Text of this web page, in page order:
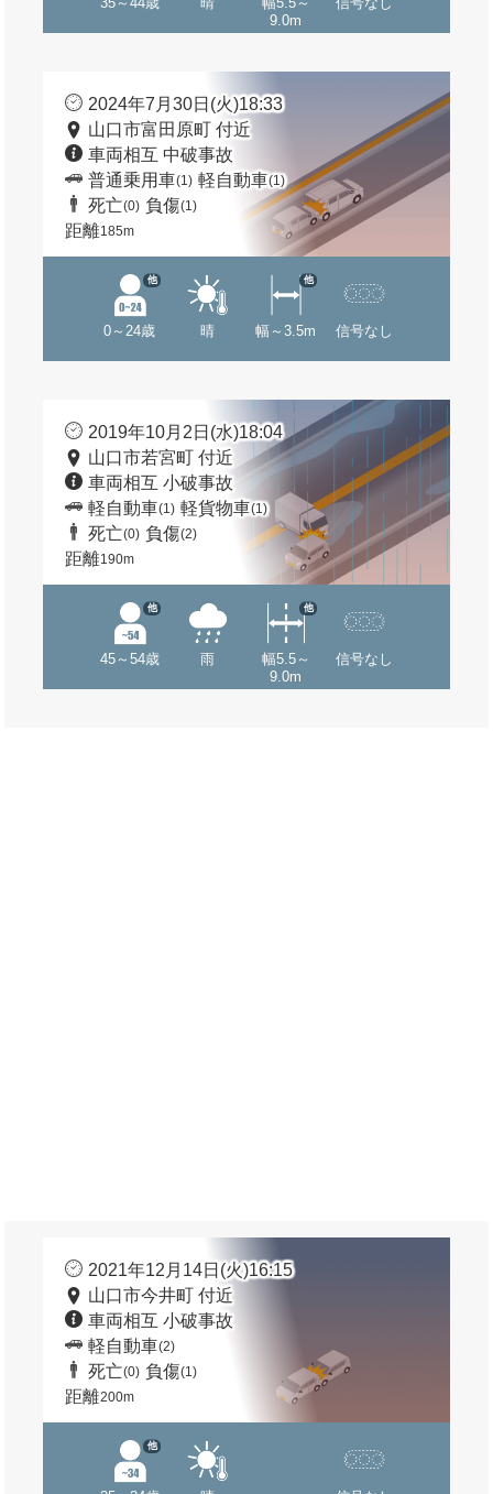
9.0m
2024年7月30日(火)18:33
山口市富田原町 付近
車両相互 中破事故
普通乗用車(1) 軽自動車(1)
死亡(0) 負傷(1)
距離185m
0～24歳
他
晴 幅～3.5m
他
信号なし
2019年10月2日(水)18:04
山口市若宮町 付近
車両相互 小破事故
軽自動車(1) 軽貨物車(1)
死亡(0) 負傷(2)
距離190m
45～54歳
他
雨
幅5.5～
9.0m
他
信号なし
2021年12月14日(火)16:15
山口市今井町 付近
車両相互 小破事故
軽自動車(2)
死亡(0) 負傷(1)
距離200m
他